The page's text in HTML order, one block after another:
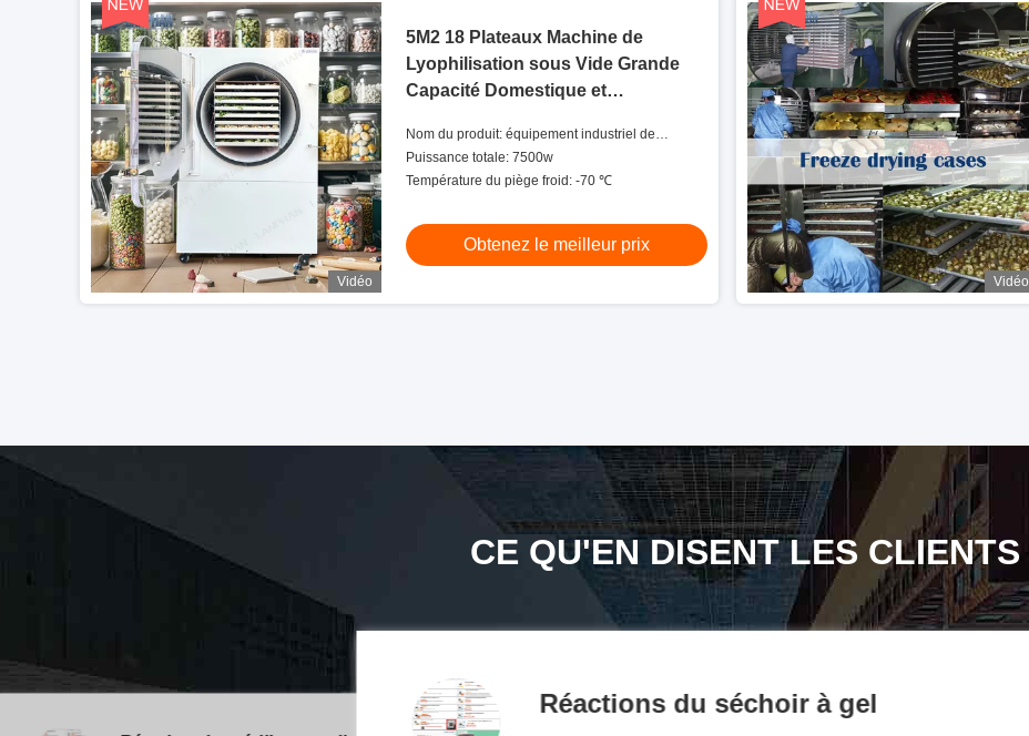
Vidéo
5M2 18 Plateaux Machine de
Lyophilisation sous Vide Grande
Capacité Domestique et
Nom du produit: équipement industriel de
séchage par congélation
Puissance totale: 7500w
Température du piège froid: -70 ℃
Obtenez le meilleur prix
Vidéo
CE QU'EN DISENT LES CLIENTS
Réactions du séchoir à gel